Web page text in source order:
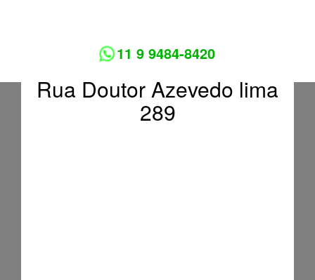
11 9 9484-8420
Rua Doutor Azevedo lima
289